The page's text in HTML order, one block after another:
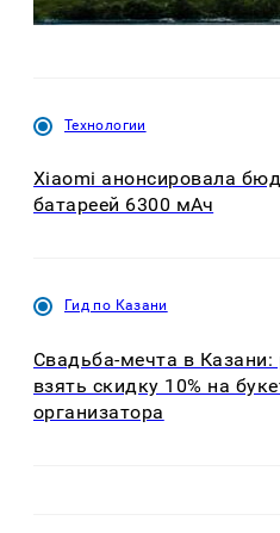
Технологии
Xiaomi анонсировала
батареей 6300 мАч
Гид по Казани
Свадьба-мечта в
взять скидку 10% на
организатора